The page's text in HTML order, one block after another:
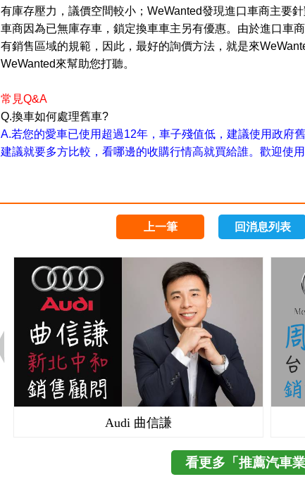
有庫存壓力，議價空間較小；WeWanted發現進口車商主要
車商因為已無庫存車，鎖定換車車主另有優惠。由於進口車
有銷售區域的規範，因此，最好的詢價方法，就是來
WeWanted來幫助您打聽。
常見Q&A
Q.換車如何處理舊車?
A.若您的愛車已使用超過12年，車子殘值低，建議使用政府
建議就要多方比較，看哪邊的收購行情高就買給誰。歡迎使
上一筆 回消息列表
Audi 曲信謙
看更多「推薦汽車業